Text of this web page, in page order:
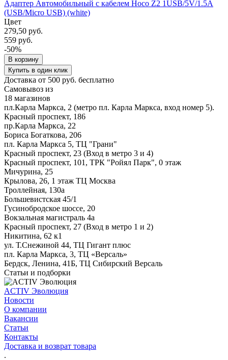
Адаптер Автомобильный с кабелем Hoco Z2 1USB/5V/1.5A
(USB/Micro USB) (white)
Цвет
279,50 руб.
559 руб.
-50%
В корзину
Купить в один клик
Доставка от 500 руб. бесплатно
Самовывоз из
18 магазинов
пл.Карла Маркса, 2 (метро пл. Карла Маркса, вход номер 5).
Красный проспект, 186
пр.Карла Маркса, 22
Бориса Богаткова, 206
пл. Карла Маркса 5, ТЦ "Грани"
Красный проспект, 23 (Вход в метро 3 и 4)
Красный проспект, 101, ТРК "Ройял Парк", 0 этаж
Мичурина, 25
Крылова, 26, 1 этаж ТЦ Москва
Троллейная, 130а
Большевистская 45/1
Гусинобродское шоссе, 20
Вокзальная магистраль 4а
Красный проспект, 27 (Вход в метро 1 и 2)
Никитина, 62 к1
ул. Т.Снежиной 44, ТЦ Гигант плюс
пл. Карла Маркса, 3, ТЦ «Версаль»
Бердск, Ленина, 41Б, ТЦ Сибирский Версаль
Статьи и подборки
ACTIV Эволюция
Новости
О компании
Вакансии
Статьи
Контакты
Доставка и возврат товара
.